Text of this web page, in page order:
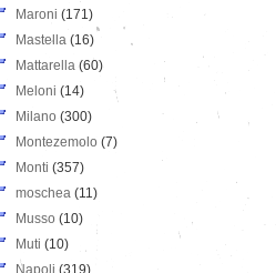
Maroni (171)
Mastella (16)
Mattarella (60)
Meloni (14)
Milano (300)
Montezemolo (7)
Monti (357)
moschea (11)
Musso (10)
Muti (10)
Napoli (319)